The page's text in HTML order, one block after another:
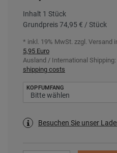
Inhalt 1 Stück
Grundpreis74,95 € / Stück
* inkl. 19% MwSt. zzgl. Versand
5,95 Euro
Ausland / International Shipping:
shipping costs
KOPFUMFANG
Besuchen Sie unser